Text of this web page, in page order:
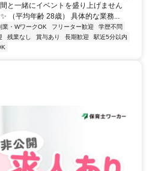
と一緒にイベントを盛り上げません
（平均年齢 28歳） 具体的な業務...
業・WワークOK フリーター歓迎
学歴不問
残業なし 賞与あり 長期歓迎
駅近5分以内